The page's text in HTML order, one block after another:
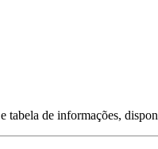
tabela de informações,